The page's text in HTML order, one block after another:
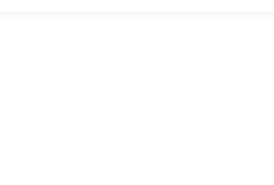
sécurité.
avez besoin.